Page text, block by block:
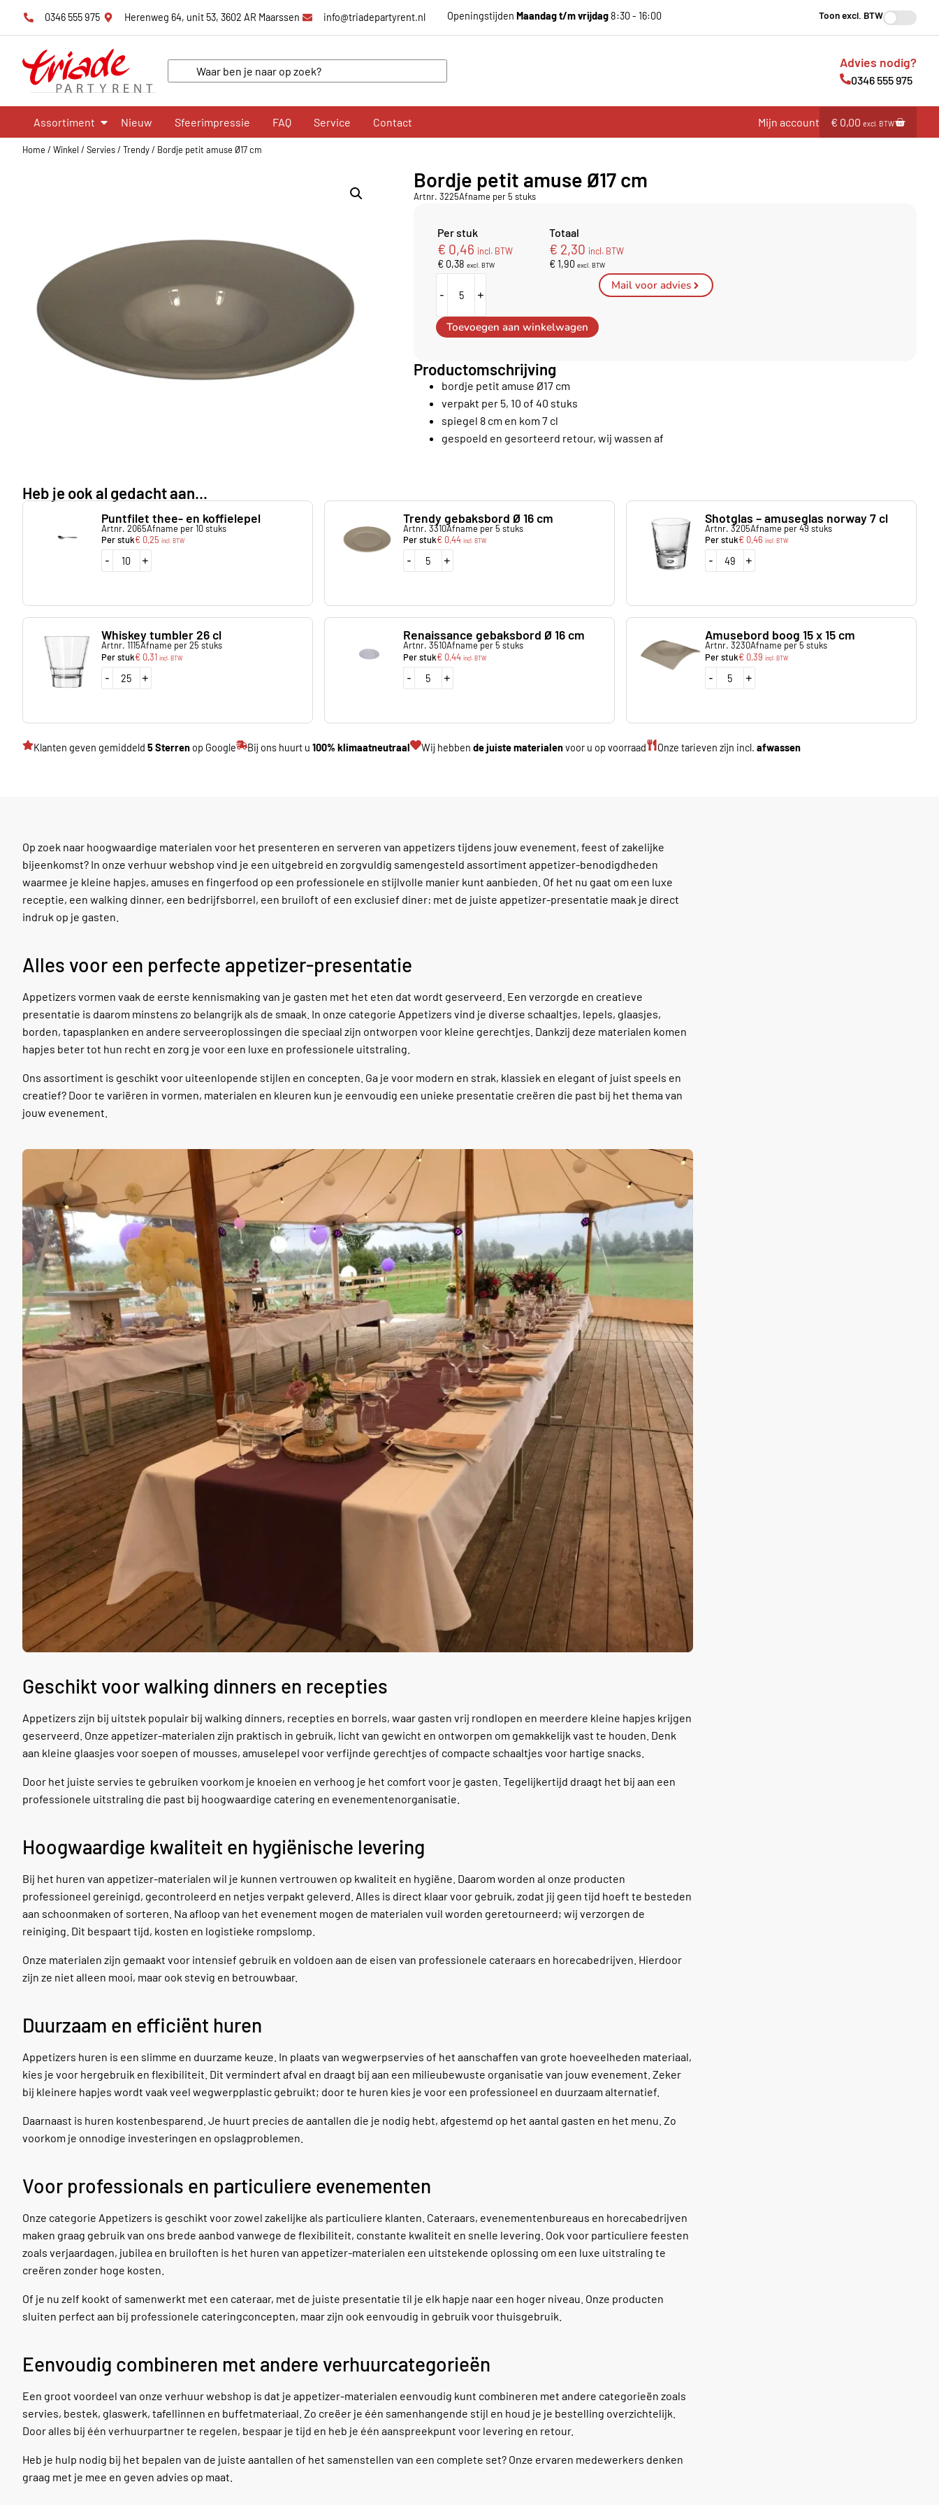
0346 555 975 Herenweg 64, unit 53, 3602 AR Maarssen info@triadepartyrent.nl Openingstijden Maandag t/m vrijdag8:30 - 16:00 Toon excl. BTW
Advies nodig?
0346 555 975
Assortiment Nieuw Sfeerimpressie FAQ Service Contact Mijn account € 0,00 excl. BTW
Home / Winkel / Servies/ Trendy/ Bordje petit amuse Ø17 cm
Bordje petit amuse Ø17 cm
Artnr. 3225Afname per 5 stuks
Per stuk
€ 0,46 incl. BTW
€ 0,38 excl. BTW
Totaal
€ 2,30 incl. BTW
€ 1,90 excl. BTW
- +
Toevoegen aan winkelwagen
Mail voor advies
Productomschrijving
bordje petit amuse Ø17 cm
verpakt per 5, 10 of 40 stuks
spiegel 8 cm en kom 7 cl
gespoeld en gesorteerd retour, wij wassen af
Heb je ook al gedacht aan...
Puntfilet thee- en koffielepel
Artnr. 2065Afname per 10 stuks
Per stuk€ 0,25 incl. BTW
- +
Trendy gebaksbord Ø 16 cm
Artnr. 3310Afname per 5 stuks
Per stuk€ 0,44 incl. BTW
- +
Shotglas – amuseglas norway 7 cl
Artnr. 3205Afname per 49 stuks
Per stuk€ 0,46 incl. BTW
- +
Whiskey tumbler 26 cl
Artnr. 1115Afname per 25 stuks
Per stuk€ 0,31 incl. BTW
- +
Renaissance gebaksbord Ø 16 cm
Artnr. 3510Afname per 5 stuks
Per stuk€ 0,44 incl. BTW
- +
Amusebord boog 15 x 15 cm
Artnr. 3230Afname per 5 stuks
Per stuk€ 0,39 incl. BTW
- +
Klanten geven gemiddeld 5 Sterren op Google Bij ons huurt u 100% klimaatneutraal Wij hebben de juiste materialenvoor u op voorraad Onze tarieven zijn incl. afwassen
Op zoek naar hoogwaardige materialen voor het presenteren en serveren van appetizers tijdens jouw evenement, feest of zakelijke
bijeenkomst? In onze verhuur webshop vind je een uitgebreid en zorgvuldig samengesteld assortiment appetizer-benodigdheden
waarmee je kleine hapjes, amuses en fingerfood op een professionele en stijlvolle manier kunt aanbieden. Of het nu gaat om een luxe
receptie, een walking dinner, een bedrijfsborrel, een bruiloft of een exclusief diner: met de juiste appetizer-presentatie maak je direct
indruk op je gasten.
Alles voor een perfecte appetizer-presentatie
Appetizers vormen vaak de eerste kennismaking van je gasten met het eten dat wordt geserveerd. Een verzorgde en creatieve
presentatie is daarom minstens zo belangrijk als de smaak. In onze categorie Appetizers vind je diverse schaaltjes, lepels, glaasjes,
borden, tapasplanken en andere serveeroplossingen die speciaal zijn ontworpen voor kleine gerechtjes. Dankzij deze materialen komen
hapjes beter tot hun recht en zorg je voor een luxe en professionele uitstraling.
Ons assortiment is geschikt voor uiteenlopende stijlen en concepten. Ga je voor modern en strak, klassiek en elegant of juist speels en
creatief? Door te variëren in vormen, materialen en kleuren kun je eenvoudig een unieke presentatie creëren die past bij het thema van
jouw evenement.
Geschikt voor walking dinners en recepties
Appetizers zijn bij uitstek populair bij walking dinners, recepties en borrels, waar gasten vrij rondlopen en meerdere kleine hapjes krijgen
geserveerd. Onze appetizer-materialen zijn praktisch in gebruik, licht van gewicht en ontworpen om gemakkelijk vast te houden. Denk
aan kleine glaasjes voor soepen of mousses, amuselepel voor verfijnde gerechtjes of compacte schaaltjes voor hartige snacks.
Door het juiste servies te gebruiken voorkom je knoeien en verhoog je het comfort voor je gasten. Tegelijkertijd draagt het bij aan een
professionele uitstraling die past bij hoogwaardige catering en evenementenorganisatie.
Hoogwaardige kwaliteit en hygiënische levering
Bij het huren van appetizer-materialen wil je kunnen vertrouwen op kwaliteit en hygiëne. Daarom worden al onze producten
professioneel gereinigd, gecontroleerd en netjes verpakt geleverd. Alles is direct klaar voor gebruik, zodat jij geen tijd hoeft te besteden
aan schoonmaken of sorteren. Na afloop van het evenement mogen de materialen vuil worden geretourneerd; wij verzorgen de
reiniging. Dit bespaart tijd, kosten en logistieke rompslomp.
Onze materialen zijn gemaakt voor intensief gebruik en voldoen aan de eisen van professionele cateraars en horecabedrijven. Hierdoor
zijn ze niet alleen mooi, maar ook stevig en betrouwbaar.
Duurzaam en efficiënt huren
Appetizers huren is een slimme en duurzame keuze. In plaats van wegwerpservies of het aanschaffen van grote hoeveelheden materiaal,
kies je voor hergebruik en flexibiliteit. Dit vermindert afval en draagt bij aan een milieubewuste organisatie van jouw evenement. Zeker
bij kleinere hapjes wordt vaak veel wegwerpplastic gebruikt; door te huren kies je voor een professioneel en duurzaam alternatief.
Daarnaast is huren kostenbesparend. Je huurt precies de aantallen die je nodig hebt, afgestemd op het aantal gasten en het menu. Zo
voorkom je onnodige investeringen en opslagproblemen.
Voor professionals en particuliere evenementen
Onze categorie Appetizers is geschikt voor zowel zakelijke als particuliere klanten. Cateraars, evenementenbureaus en horecabedrijven
maken graag gebruik van ons brede aanbod vanwege de flexibiliteit, constante kwaliteit en snelle levering. Ook voor particuliere feesten
zoals verjaardagen, jubilea en bruiloften is het huren van appetizer-materialen een uitstekende oplossing om een luxe uitstraling te
creëren zonder hoge kosten.
Of je nu zelf kookt of samenwerkt met een cateraar, met de juiste presentatie til je elk hapje naar een hoger niveau. Onze producten
sluiten perfect aan bij professionele cateringconcepten, maar zijn ook eenvoudig in gebruik voor thuisgebruik.
Eenvoudig combineren met andere verhuurcategorieën
Een groot voordeel van onze verhuur webshop is dat je appetizer-materialen eenvoudig kunt combineren met andere categorieën zoals
servies, bestek, glaswerk, tafellinnen en buffetmateriaal. Zo creëer je één samenhangende stijl en houd je je bestelling overzichtelijk.
Door alles bij één verhuurpartner te regelen, bespaar je tijd en heb je één aanspreekpunt voor levering en retour.
Heb je hulp nodig bij het bepalen van de juiste aantallen of het samenstellen van een complete set? Onze ervaren medewerkers denken
graag met je mee en geven advies op maat.